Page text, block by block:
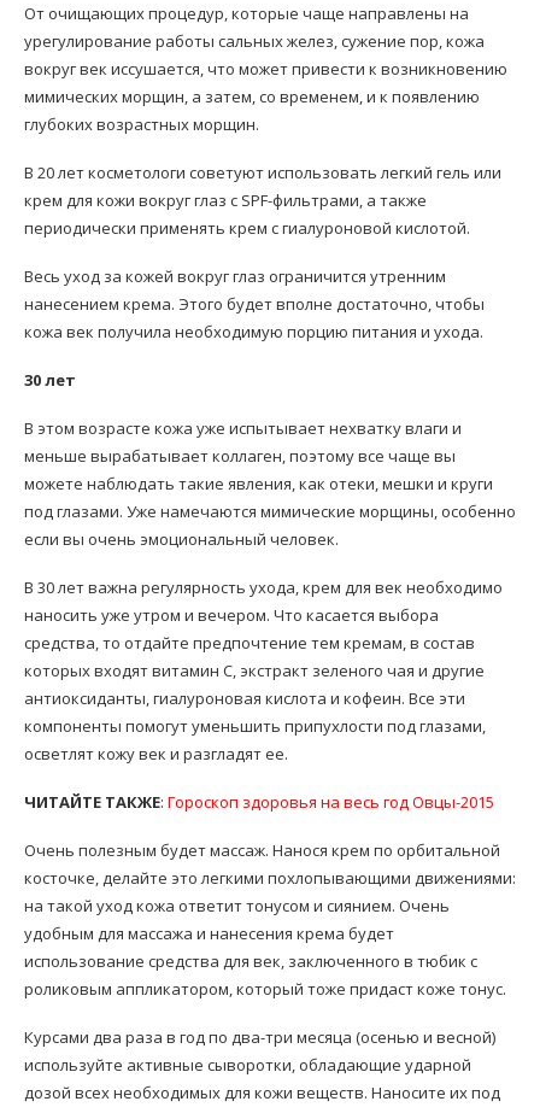
От очищающих процедур, которые чаще направлены на
урегулирование работы сальных желез, сужение пор, кожа
вокруг век иссушается, что может привести к возникновению
мимических морщин, а затем, со временем, и к появлению
глубоких возрастных морщин.
В 20 лет косметологи советуют использовать легкий гель или
крем для кожи вокруг глаз с SPF-фильтрами, а также
периодически применять крем с гиалуроновой кислотой.
Весь уход за кожей вокруг глаз ограничится утренним
нанесением крема. Этого будет вполне достаточно, чтобы
кожа век получила необходимую порцию питания и ухода.
30 лет
В этом возрасте кожа уже испытывает нехватку влаги и
меньше вырабатывает коллаген, поэтому все чаще вы
можете наблюдать такие явления, как отеки, мешки и круги
под глазами. Уже намечаются мимические морщины, особенно
если вы очень эмоциональный человек.
В 30 лет важна регулярность ухода, крем для век необходимо
наносить уже утром и вечером. Что касается выбора
средства, то отдайте предпочтение тем кремам, в состав
которых входят витамин C, экстракт зеленого чая и другие
антиоксиданты, гиалуроновая кислота и кофеин. Все эти
компоненты помогут уменьшить припухлости под глазами,
осветлят кожу век и разгладят ее.
ЧИТАЙТЕ ТАКЖЕ: Гороскоп здоровья на весь год Овцы-2015
Очень полезным будет массаж. Нанося крем по орбитальной
косточке, делайте это легкими похлопывающими движениями:
на такой уход кожа ответит тонусом и сиянием. Очень
удобным для массажа и нанесения крема будет
использование средства для век, заключенного в тюбик с
роликовым аппликатором, который тоже придаст коже тонус.
Курсами два раза в год по два-три месяца (осенью и весной)
используйте активные сыворотки, обладающие ударной
дозой всех необходимых для кожи веществ. Наносите их под